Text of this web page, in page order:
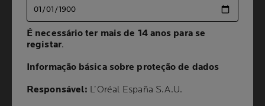
Painel seguinte
É necessário ter mais de 14 anos para se
registar.
Informação básica sobre proteção de dados
Responsável: L’Oréal España S.A.U.
É necessário ter mais de 14 anos para se
registar.
Informação básica sobre proteção de dados
Responsável: L’Oréal España S.A.U.